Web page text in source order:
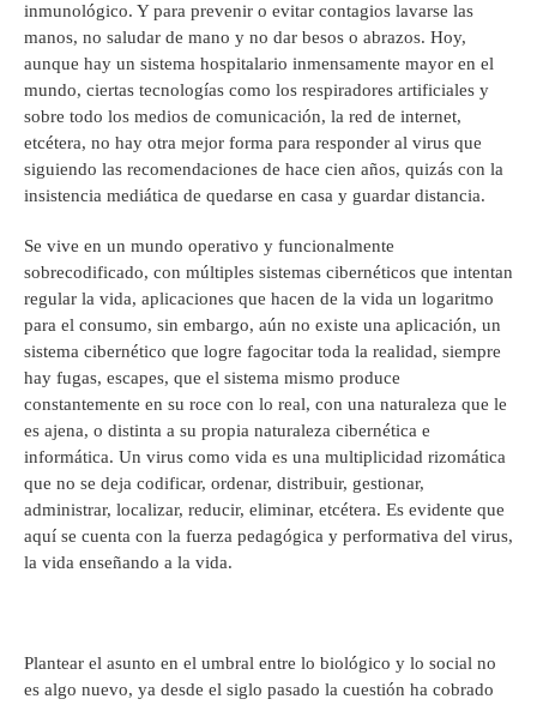
inmunológico. Y para prevenir o evitar contagios lavarse las
manos, no saludar de mano y no dar besos o abrazos. Hoy,
aunque hay un sistema hospitalario inmensamente mayor en el
mundo, ciertas tecnologías como los respiradores artificiales y
sobre todo los medios de comunicación, la red de internet,
etcétera, no hay otra mejor forma para responder al virus que
siguiendo las recomendaciones de hace cien años, quizás con la
insistencia mediática de quedarse en casa y guardar distancia.
Se vive en un mundo operativo y funcionalmente
sobrecodificado, con múltiples sistemas cibernéticos que intentan
regular la vida, aplicaciones que hacen de la vida un logaritmo
para el consumo, sin embargo, aún no existe una aplicación, un
sistema cibernético que logre fagocitar toda la realidad, siempre
hay fugas, escapes, que el sistema mismo produce
constantemente en su roce con lo real, con una naturaleza que le
es ajena, o distinta a su propia naturaleza cibernética e
informática. Un virus como vida es una multiplicidad rizomática
que no se deja codificar, ordenar, distribuir, gestionar,
administrar, localizar, reducir, eliminar, etcétera. Es evidente que
aquí se cuenta con la fuerza pedagógica y performativa del virus,
la vida enseñando a la vida.
Plantear el asunto en el umbral entre lo biológico y lo social no
es algo nuevo, ya desde el siglo pasado la cuestión ha cobrado